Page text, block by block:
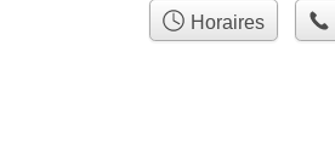
Horaires